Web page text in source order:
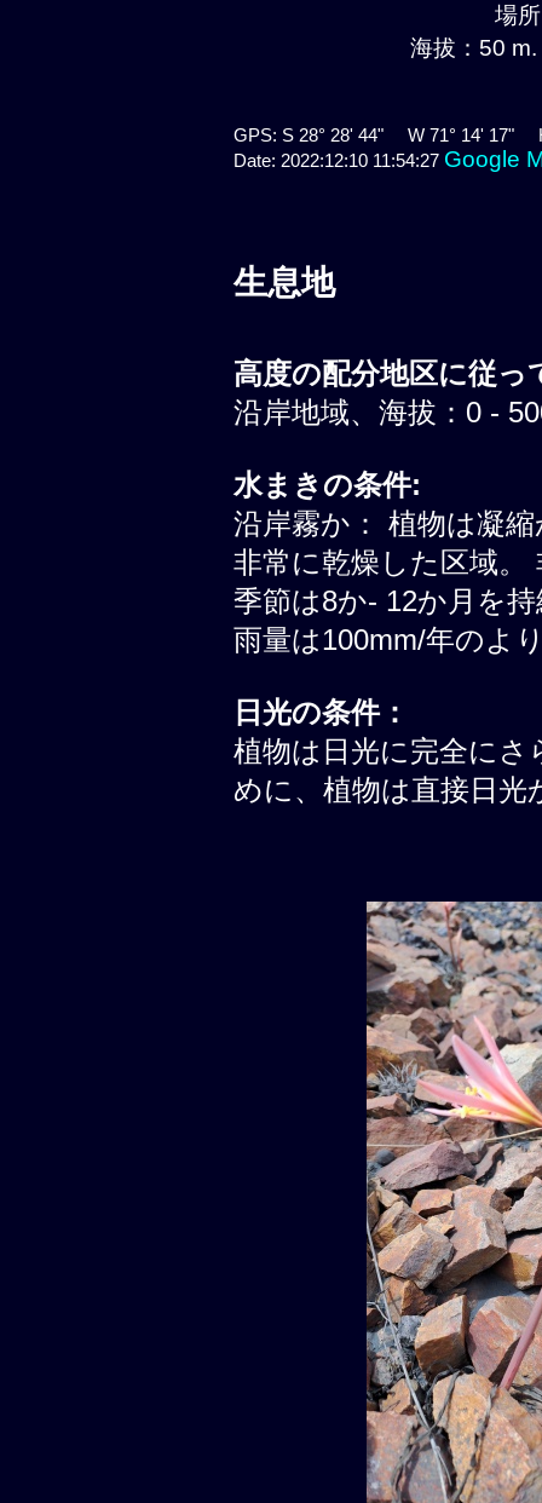
場
海拔：50
GPS: S 28° 28' 44" W 71° 14' 17"
Date: 2022:12:10 11:54:27 Google
生息地
高度の配分地区に従っ
沿岸地域、海拔：0 -
水まきの条件:
沿岸霧か： 植物は凝
非常に乾燥した区域。
季節は8か- 12か月を
雨量は100mm/年のよ
日光の条件：
植物は日光に完全に
めに、植物は直接日光